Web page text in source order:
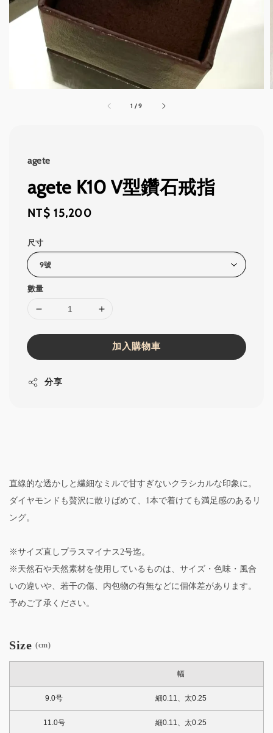
1 /9
agete
agete K10 V型鑽石戒指
Regular
NT$ 15,200
尺寸
數量
加入購物車
分享
直線的な透かしと繊細なミルで甘すぎないクラシカルな印象に。
ダイヤモンドも贅沢に散りばめて、1本で着けても満足感のあるリ
ング。
※サイズ直しプラスマイナス2号迄。
※天然石や天然素材を使用しているものは、サイズ・色味・風合
いの違いや、若干の傷、内包物の有無などに個体差があります。
予めご了承ください。
Size (cm)
幅
9.0号 細0.11、太0.25
11.0号 細0.11、太0.25